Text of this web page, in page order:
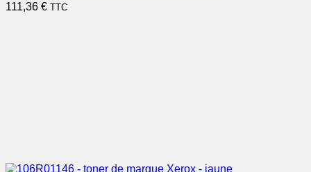
111,36 € TTC